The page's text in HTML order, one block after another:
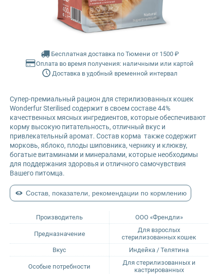
Farmina Ecopet
Farmina N&D
Grandorf
Karmy
Mr. Buffalo
Petvador
ProХвост
Бесплатная доставка по Тюмени от 1500 ₽
Оплата во время получения: наличными или картой
Доставка в удобный временной интервал
Производитель ООО «Френдли»
Предназначение
Для взрослых
стерилизованных кошек
Вкус
Индейка / Телятина
Особые потребности
Для стерилизованных и
кастрированных
Супер-премиальный рацион для стерилизованных кошек
Wonderfur Sterilised содержит в своем составе 44%
качественных мясных ингредиентов, которые обеспечивают
корму высокую питательность, отличный вкус и
привлекательный аромат. Состав корма также содержит
морковь, яблоко, плоды шиповника, чернику и клюкву,
богатые витаминами и минералами, которые необходимы
для поддержания здоровья и отличного самочувствия
Вашего питомца.
Состав, показатели, рекомендации по кормлению